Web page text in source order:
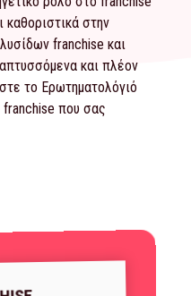
στην
franchise και
και πλέον
το Ερωτηματολόγιό
franchise που σας